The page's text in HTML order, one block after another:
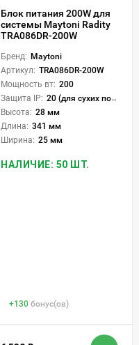
Блок питания 200W для
системы Maytoni Radity
TRA086DR-200W
Бренд: Maytoni
Артикул: TRA086DR-200W
Мощность вт: 200
Защита IP: 20 (для сухих пом.)
Высота: 28 мм
Длина: 341 мм
Ширина: 25 мм
НАЛИЧИЕ: 50 ШТ.
+130 бонус(ов)